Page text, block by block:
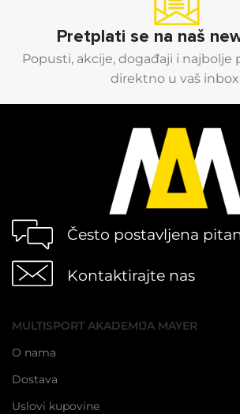
Pretplati se na naš
Popusti, akcije, događaji i najbolje
direktno u vaš
Često postavljena
Kontaktirajte nas
MULTISPORT AKADEMIJA MAYER
O nama
Dostava
Uslovi kupovine